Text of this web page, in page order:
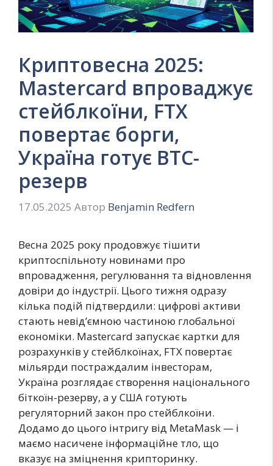
Криптовесна 2025:
Mastercard впроваджує
стейблкоїни, FTX
повертає борги,
Україна готує BTC-
резерв
17.05.2025 Автор Benjamin Redfern
Весна 2025 року продовжує тішити
криптоспільноту новинами про
впровадження, регулювання та відновлення
довіри до індустрії. Цього тижня одразу
кілька подій підтвердили: цифрові активи
стають невід’ємною частиною глобальної
економіки. Mastercard запускає картки для
розрахунків у стейблкоїнах, FTX повертає
мільярди постраждалим інвесторам,
Україна розглядає створення національного
біткоїн-резерву, а у США готують
регуляторний закон про стейблкоїни.
Додамо до цього інтригу від MetaMask — і
маємо насичене інформаційне тло, що
вказує на зміцнення крипторинку.